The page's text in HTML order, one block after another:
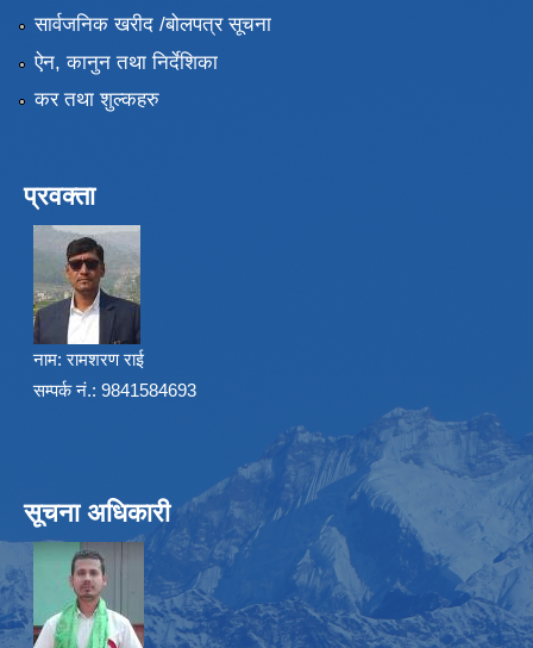
सार्वजनिक खरीद /बोलपत्र सूचना
ऐन, कानुन तथा निर्देशिका
कर तथा शुल्कहरु
प्रवक्ता
नाम: रामशरण राई
सम्पर्क नं.: 9841584693
सूचना अधिकारी